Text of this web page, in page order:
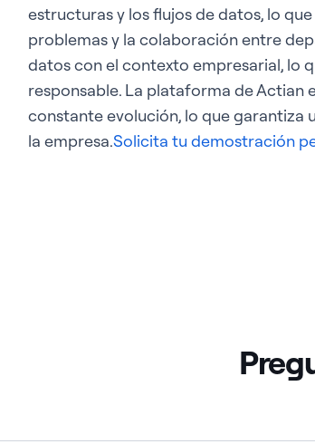
estructuras y los flujos de datos, lo
problemas y la colaboración entre
datos con el contexto empresarial, lo
responsable. La plataforma de Actian
constante evolución, lo que garantiza
la empresa.Solicita tu demostración